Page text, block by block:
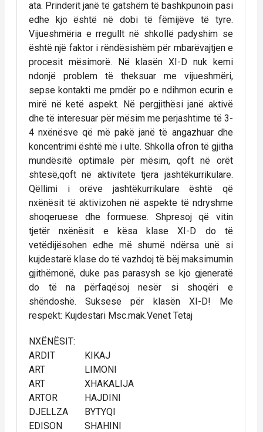
ata. Prinderit janë të gatshëm të bashkpunoin pasi
edhe kjo është në dobi të fëmijëve të tyre.
Vijueshmëria e rregullt në shkollë padyshim se
është një faktor i rëndësishëm për mbarëvajtjen e
procesit mësimorë. Në klasën XI-D nuk kemi
ndonjë problem të theksuar me vijueshmëri,
sepse kontakti me prndër po e ndihmon ecurin e
mirë në ketë aspekt. Në pergjithësi janë aktivë
dhe të interesuar për mësim me perjashtime të 3-
4 nxënësve që më pakë janë të angazhuar dhe
koncentrimi është më i ulte. Shkolla ofron të gjitha
mundësitë optimale për mësim, qoft në orët
shtesë,qoft në aktivitete tjera jashtëkurrikulare.
Qëllimi i orëve jashtëkurrikulare është që
nxënësit të aktivizohen në aspekte të ndryshme
shoqeruese dhe formuese. Shpresoj që vitin
tjetër nxënësit e kësa klase XI-D do të
vetëdijësohen edhe më shumë ndërsa unë si
kujdestarë klase do të vazhdoj të bëj maksimumin
gjithëmonë, duke pas parasysh se kjo gjeneratë
do të na përfaqësoj nesër si shoqëri e
shëndoshë. Suksese për klasën XI-D! Me
respekt: Kujdestari Msc.mak.Venet Tetaj
NXËNËSIT:
ARDIT
KIKAJ
ART
LIMONI
ART
XHAKALIJA
ARTOR
HAJDINI
DJELLZA
BYTYQI
EDISON
SHAHINI